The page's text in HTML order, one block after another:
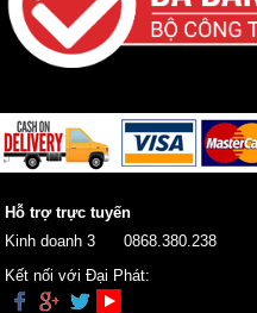
Hỗ trợ trực tuyến
Kinh doanh 3
0868.380.238
Kết nối với Đại Phát: